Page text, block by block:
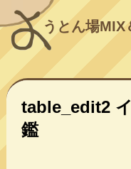
うとん場MIX
table_edit2
鑑